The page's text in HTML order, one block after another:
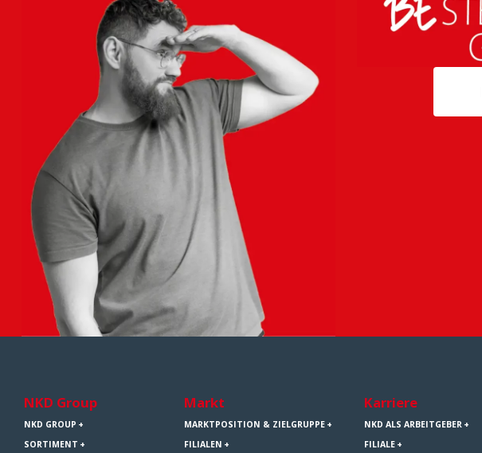
NKD Group
NKD GROUP
SORTIMENT
Markt
MARKTPOSITION & ZIELGRUPPE
FILIALEN
Karriere
NKD ALS ARBEITGEBER
FILIALE